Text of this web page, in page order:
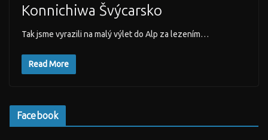
Konnichiwa Švýcarsko
Tak jsme vyrazili na malý výlet do Alp za lezením…
Read More
Facebook